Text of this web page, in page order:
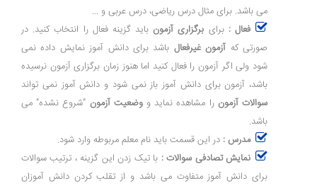
می باشد. برای مثال درس ریاضی، درس عربی و ...
فعال : برای برگزاری آزمونباید گزینه فعال را انتخاب کنید. در
صورتی که آزمون غیرفعال باشد برای دانش آموز نمایش داده نمی
شود ولی اگر آزمون را فعال کنید اما هنوز زمان برگزاری آزمون نرسیده
باشد، آزمون برای دانش آموز باز نمی شود و دانش آموز نمی تواند
سوالات آزمون را مشاهده نماید ووضعیت آزمون "شروع نشده" می
باشد.
مدرس : در این قسمت باید نام معلم مربوطه وارد شود.
نمایش تصادفی سوالات : با تیک زدن این گزینه ، ترتیب سوالات
برای دانش آموز متفاوت می باشد و از تقلب کردن دانش آموزان